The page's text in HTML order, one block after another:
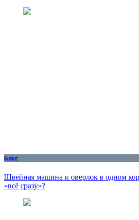
Блог
Швейная машина и оверлок в одном
«всё сразу»?